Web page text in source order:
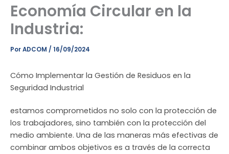
Economía Circular en la
Industria:
PorADCOM / 16/09/2024
Cómo Implementar la Gestión de Residuos en la
Seguridad Industrial
estamos comprometidos no solo con la protección de
los trabajadores, sino también con la protección del
medio ambiente. Una de las maneras más efectivas de
combinar ambos objetivos es a través de la correcta